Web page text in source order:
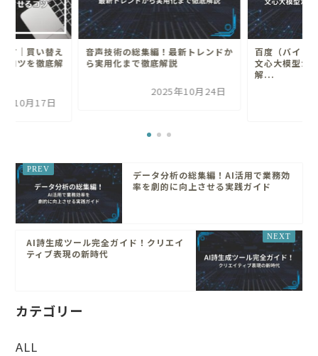
方｜買い替え
コツを徹底解
年10月17日
音声技術の総集編！最新トレンドか
ら実用化まで徹底解説
2025年10月24日
百度（バイド
文心大模型か
解...
データ分析の総集編！AI活用で業務効
率を劇的に向上させる実践ガイド
AI詩生成ツール完全ガイド！クリエイ
ティブ表現の新時代
カテゴリー
ALL